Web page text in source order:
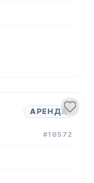
АРЕНДА
#16572